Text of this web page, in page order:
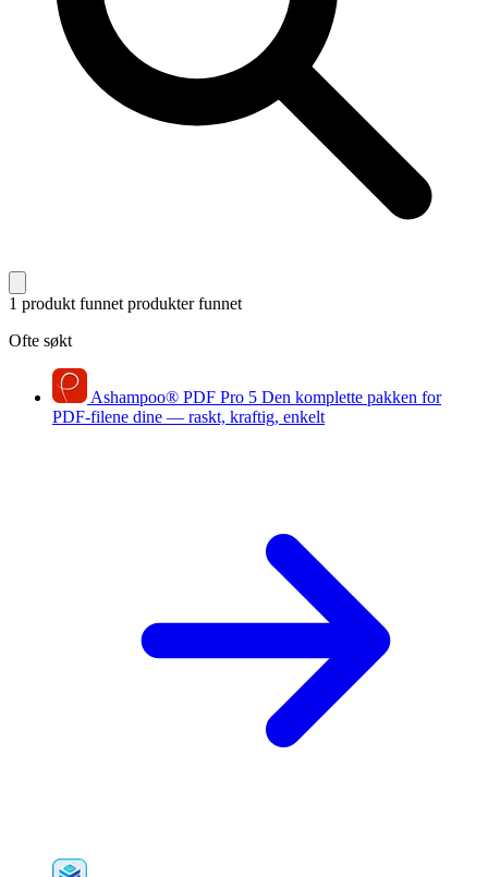
1 produkt funnet produkter funnet
Ofte søkt
Ashampoo® PDF Pro 5 Den komplette pakken for
PDF-filene dine — raskt, kraftig, enkelt